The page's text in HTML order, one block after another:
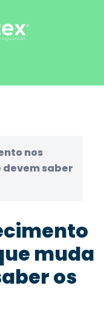
nos
devem saber
muda
os